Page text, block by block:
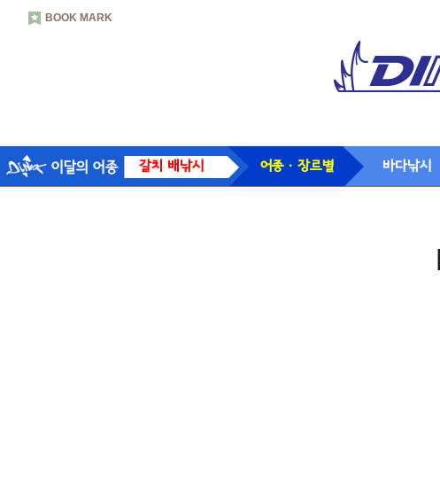
BOOK MARK
갈치 배낚시 어종 · 장르별 바다낚시